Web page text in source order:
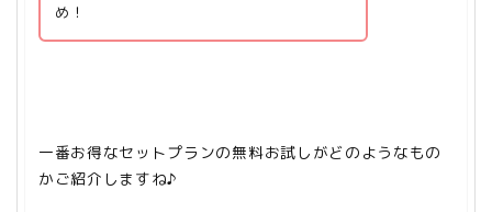
め！
一番お得なセットプランの無料お試しがどのようなもの
かご紹介しますね♪